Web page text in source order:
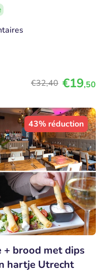
€32,40 €19,50
43% réduction
+ brood met dips
hartje Utrecht